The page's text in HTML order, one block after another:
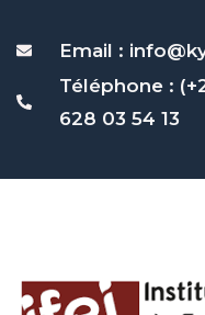
Email :
Téléphone :
628 03 54 13